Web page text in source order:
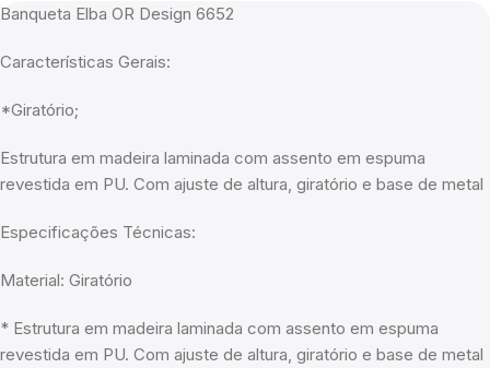
Banqueta Elba OR Design 6652
Características Gerais:
*Giratório;
Estrutura em madeira laminada com assento em espuma
revestida em PU. Com ajuste de altura, giratório e base de metal
Especificações Técnicas:
Material: Giratório
* Estrutura em madeira laminada com assento em espuma
revestida em PU. Com ajuste de altura, giratório e base de metal